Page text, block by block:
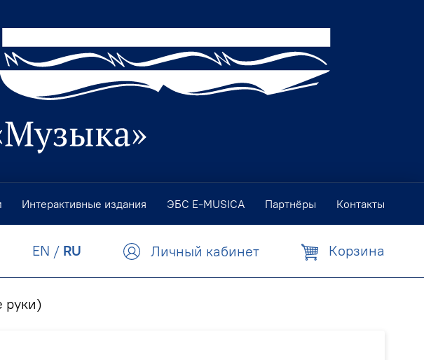
Интерактивные издания ЭБС E-MUSICA Партнёры Контакты
EN / RU Личный кабинет Корзина
руки)